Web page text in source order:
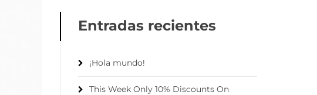
Entradas recientes
¡Hola mundo!
This Week Only 10% Discounts On